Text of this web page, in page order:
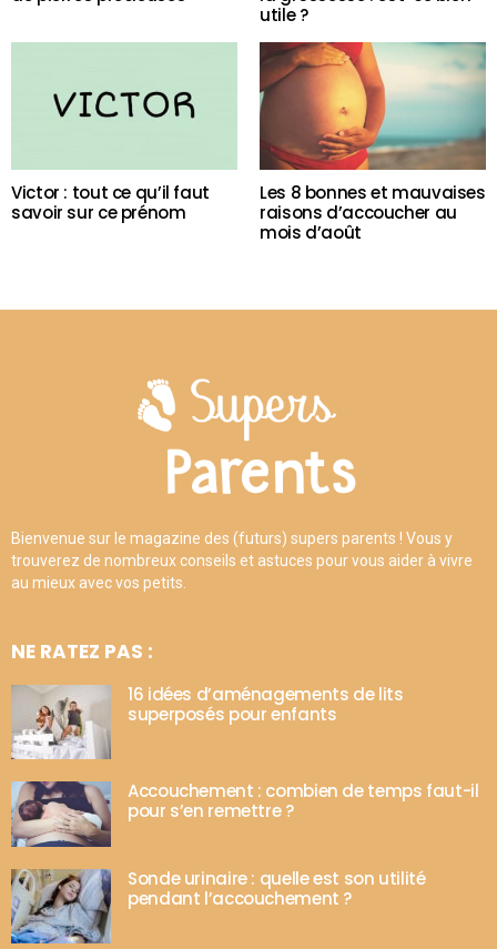
utile ?
Victor : tout ce qu’il faut
savoir sur ce prénom
Les 8 bonnes et mauvaises
raisons d’accoucher au
mois d’août
Bienvenue sur le magazine des (futurs) supers parents ! Vous y
trouverez de nombreux conseils et astuces pour vous aider à vivre
au mieux avec vos petits.
NE RATEZ PAS :
16 idées d’aménagements de lits
superposés pour enfants
Accouchement : combien de temps faut-il
pour s’en remettre ?
Sonde urinaire : quelle est son utilité
pendant l’accouchement ?